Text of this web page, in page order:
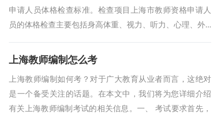
申请人员体格检查标准。检查项目上海市教师资格申请人
员的体格检查主要包括身高体重、视力、听力、心理、外...
上海教师编制怎么考
上海教师编制如何考？对于广大教育从业者而言，这绝对
是一个备受关注的话题。在本文中，我们将为您详细介绍
有关上海教师编制考试的相关信息。一、 考试要求首先，